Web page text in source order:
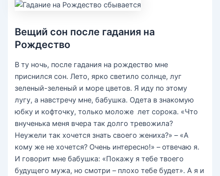
Вещий сон после гадания на
Рождество
В ту ночь, после гадания на рождество мне
приснился сон. Лето, ярко светило солнце, луг
зеленый-зеленый и море цветов. Я иду по этому
лугу, а навстречу мне, бабушка. Одета в знакомую
юбку и кофточку, только моложе лет сорока. «Что
внученька меня вчера так долго тревожила?
Неужели так хочется знать своего жениха?» – «А
кому же не хочется? Очень интересно!» – отвечаю я.
И говорит мне бабушка: «Покажу я тебе твоего
будущего мужа, но смотри – плохо тебе будет». А я и